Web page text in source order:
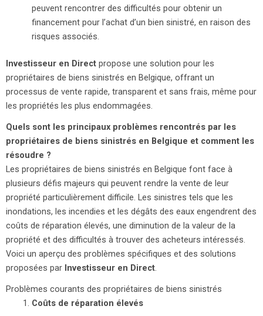
peuvent rencontrer des difficultés pour obtenir un
financement pour l’achat d’un bien sinistré, en raison des
risques associés.
Investisseur en Direct propose une solution pour les
propriétaires de biens sinistrés en Belgique, offrant un
processus de vente rapide, transparent et sans frais, même pour
les propriétés les plus endommagées.
Quels sont les principaux problèmes rencontrés par les
propriétaires de biens sinistrés en Belgique et comment les
résoudre ?
Les propriétaires de biens sinistrés en Belgique font face à
plusieurs défis majeurs qui peuvent rendre la vente de leur
propriété particulièrement difficile. Les sinistres tels que les
inondations, les incendies et les dégâts des eaux engendrent des
coûts de réparation élevés, une diminution de la valeur de la
propriété et des difficultés à trouver des acheteurs intéressés.
Voici un aperçu des problèmes spécifiques et des solutions
proposées par Investisseur en Direct.
Problèmes courants des propriétaires de biens sinistrés
Coûts de réparation élevés